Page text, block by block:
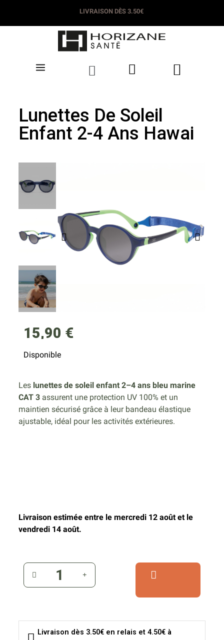
LIVRAISON DÈS 3.50€
Lunettes De Soleil
Enfant 2-4 Ans Hawai
15,90 €
Disponible
Les lunettes de soleil enfant 2–4 ans bleu marine
CAT 3 assurent une protection UV 100% et un
maintien sécurisé grâce à leur bandeau élastique
ajustable, idéal pour les activités extérieures.
Livraison estimée entre le mercredi 12 août et le
vendredi 14 août.
Livraison dès 3.50€ en relais et 4.50€ à